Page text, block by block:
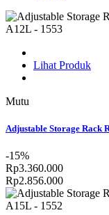
Lihat Produk
Mutu
Adjustable Storage Rack
-15%
Rp3.360.000
Rp2.856.000